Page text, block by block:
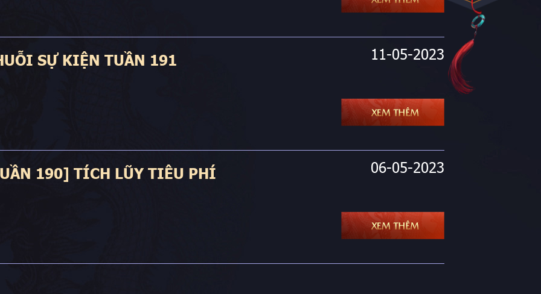
SỰ KIỆN TUẦN 191 11-05-2023
190] TÍCH LŨY TIÊU PHÍ 06-05-2023